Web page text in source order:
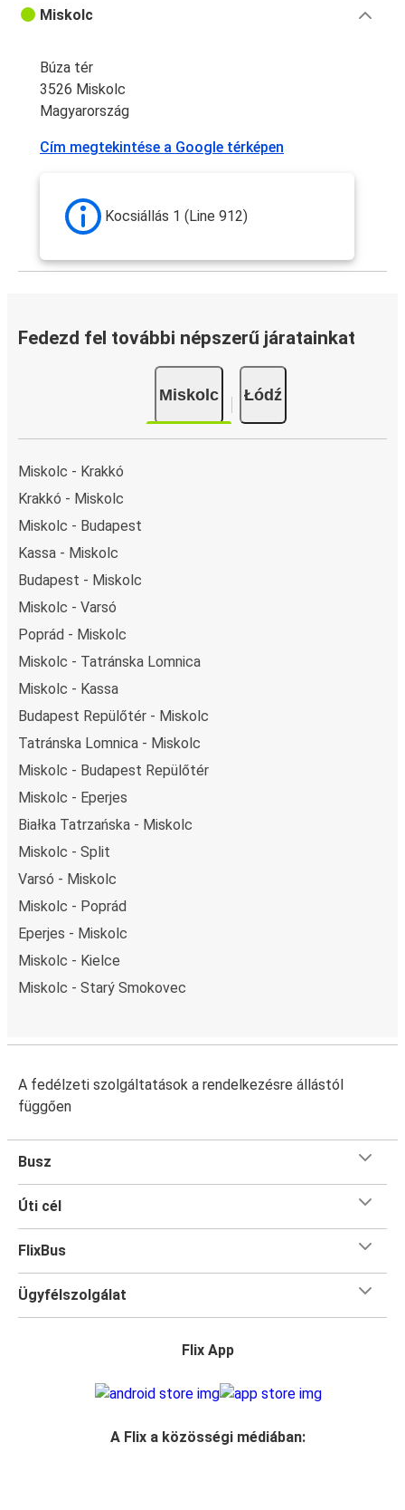
Miskolc
Búza tér
3526 Miskolc
Magyarország
Cím megtekintése a Google térképen
Kocsiállás 1 (Line 912)
Fedezd fel további népszerű járatainkat
Miskolc Łódź
Miskolc - Krakkó
Krakkó - Miskolc
Miskolc - Budapest
Kassa - Miskolc
Budapest - Miskolc
Miskolc - Varsó
Poprád - Miskolc
Miskolc - Tatránska Lomnica
Miskolc - Kassa
Budapest Repülőtér - Miskolc
Tatránska Lomnica - Miskolc
Miskolc - Budapest Repülőtér
Miskolc - Eperjes
Białka Tatrzańska - Miskolc
Miskolc - Split
Varsó - Miskolc
Miskolc - Poprád
Eperjes - Miskolc
Miskolc - Kielce
Miskolc - Starý Smokovec
A fedélzeti szolgáltatások a rendelkezésre állástól
függően
Busz
Úti cél
FlixBus
Ügyfélszolgálat
Flix App
A Flix a közösségi médiában: